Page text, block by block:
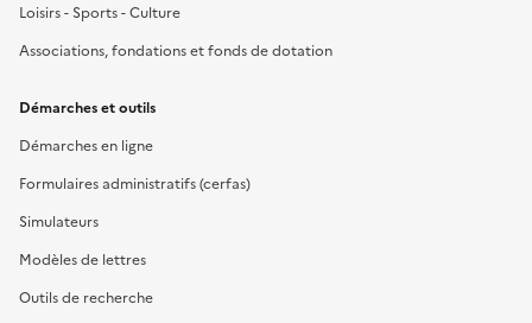
Loisirs - Sports - Culture
Associations, fondations et fonds de dotation
Démarches et outils
Démarches en ligne
Formulaires administratifs (cerfas)
Simulateurs
Modèles de lettres
Outils de recherche